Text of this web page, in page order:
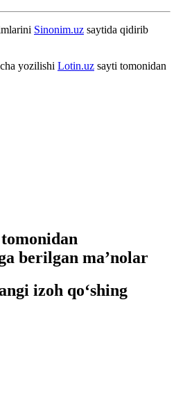
Sinonim.uz saytida qidirib
yozilishi Lotin.uz sayti tomonidan
berilgan ma’nolar
izoh qo‘shing